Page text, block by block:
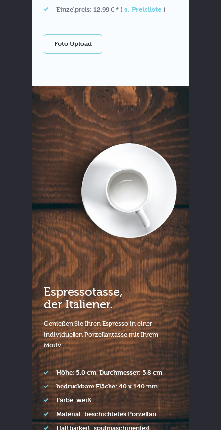
Einzelpreis: 12.99 € * ( s. Preisliste )
Foto Upload
Espressotasse,
der Italiener.
Genießen Sie Ihren Espresso in einer
individuellen Porzellantasse mit Ihrem
Motiv.
Höhe: 5,0 cm, Durchmesser: 5,8 cm
bedruckbare Fläche: 40 x 140 mm
Farbe: weiß
Material: beschichtetes Porzellan
Haltbarkeit: spülmaschinenfest